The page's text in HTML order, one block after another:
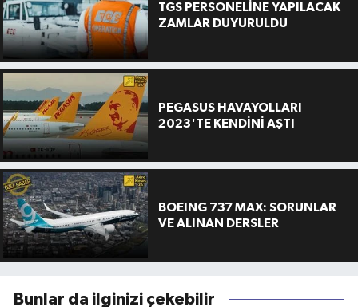
TGS PERSONELİNE YAPILACAK
ZAMLAR DUYURULDU
PEGASUS HAVAYOLLARI
2023'TE KENDİNİ AŞTI
BOEING 737 MAX: SORUNLAR
VE ALINAN DERSLER
Bunlar da ilginizi çekebilir